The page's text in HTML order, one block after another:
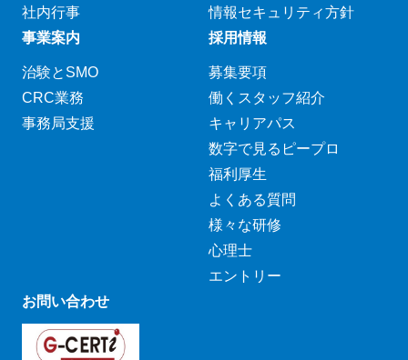
社内行事
情報セキュリティ方針
事業案内
治験とSMO
CRC業務
事務局支援
採用情報
募集要項
働くスタッフ紹介
キャリアパス
数字で見るピープロ
福利厚生
よくある質問
様々な研修
心理士
エントリー
お問い合わせ